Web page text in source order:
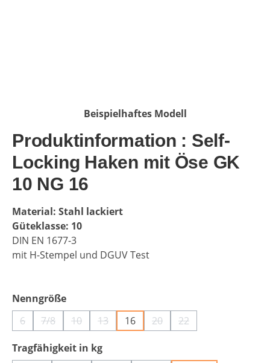
Beispielhaftes Modell
Produktinformation : Self-
Locking Haken mit Öse GK
10 NG 16
Material: Stahl lackiert
Güteklasse: 10
DIN EN 1677-3
mit H-Stempel und DGUV Test
Nenngrößeauswählen
6(Diese Option ist zurzeit nicht verfügbar.)
7/8(Diese Option ist zurzeit nicht verfügbar.)
10(Diese Option ist zurzeit nicht verfügbar.)
13(Diese Option ist zurzeit nicht verfügbar.)
16 20(Diese Option ist zurzeit
22(Diese Option ist
Tragfähigkeit in kgauswählen